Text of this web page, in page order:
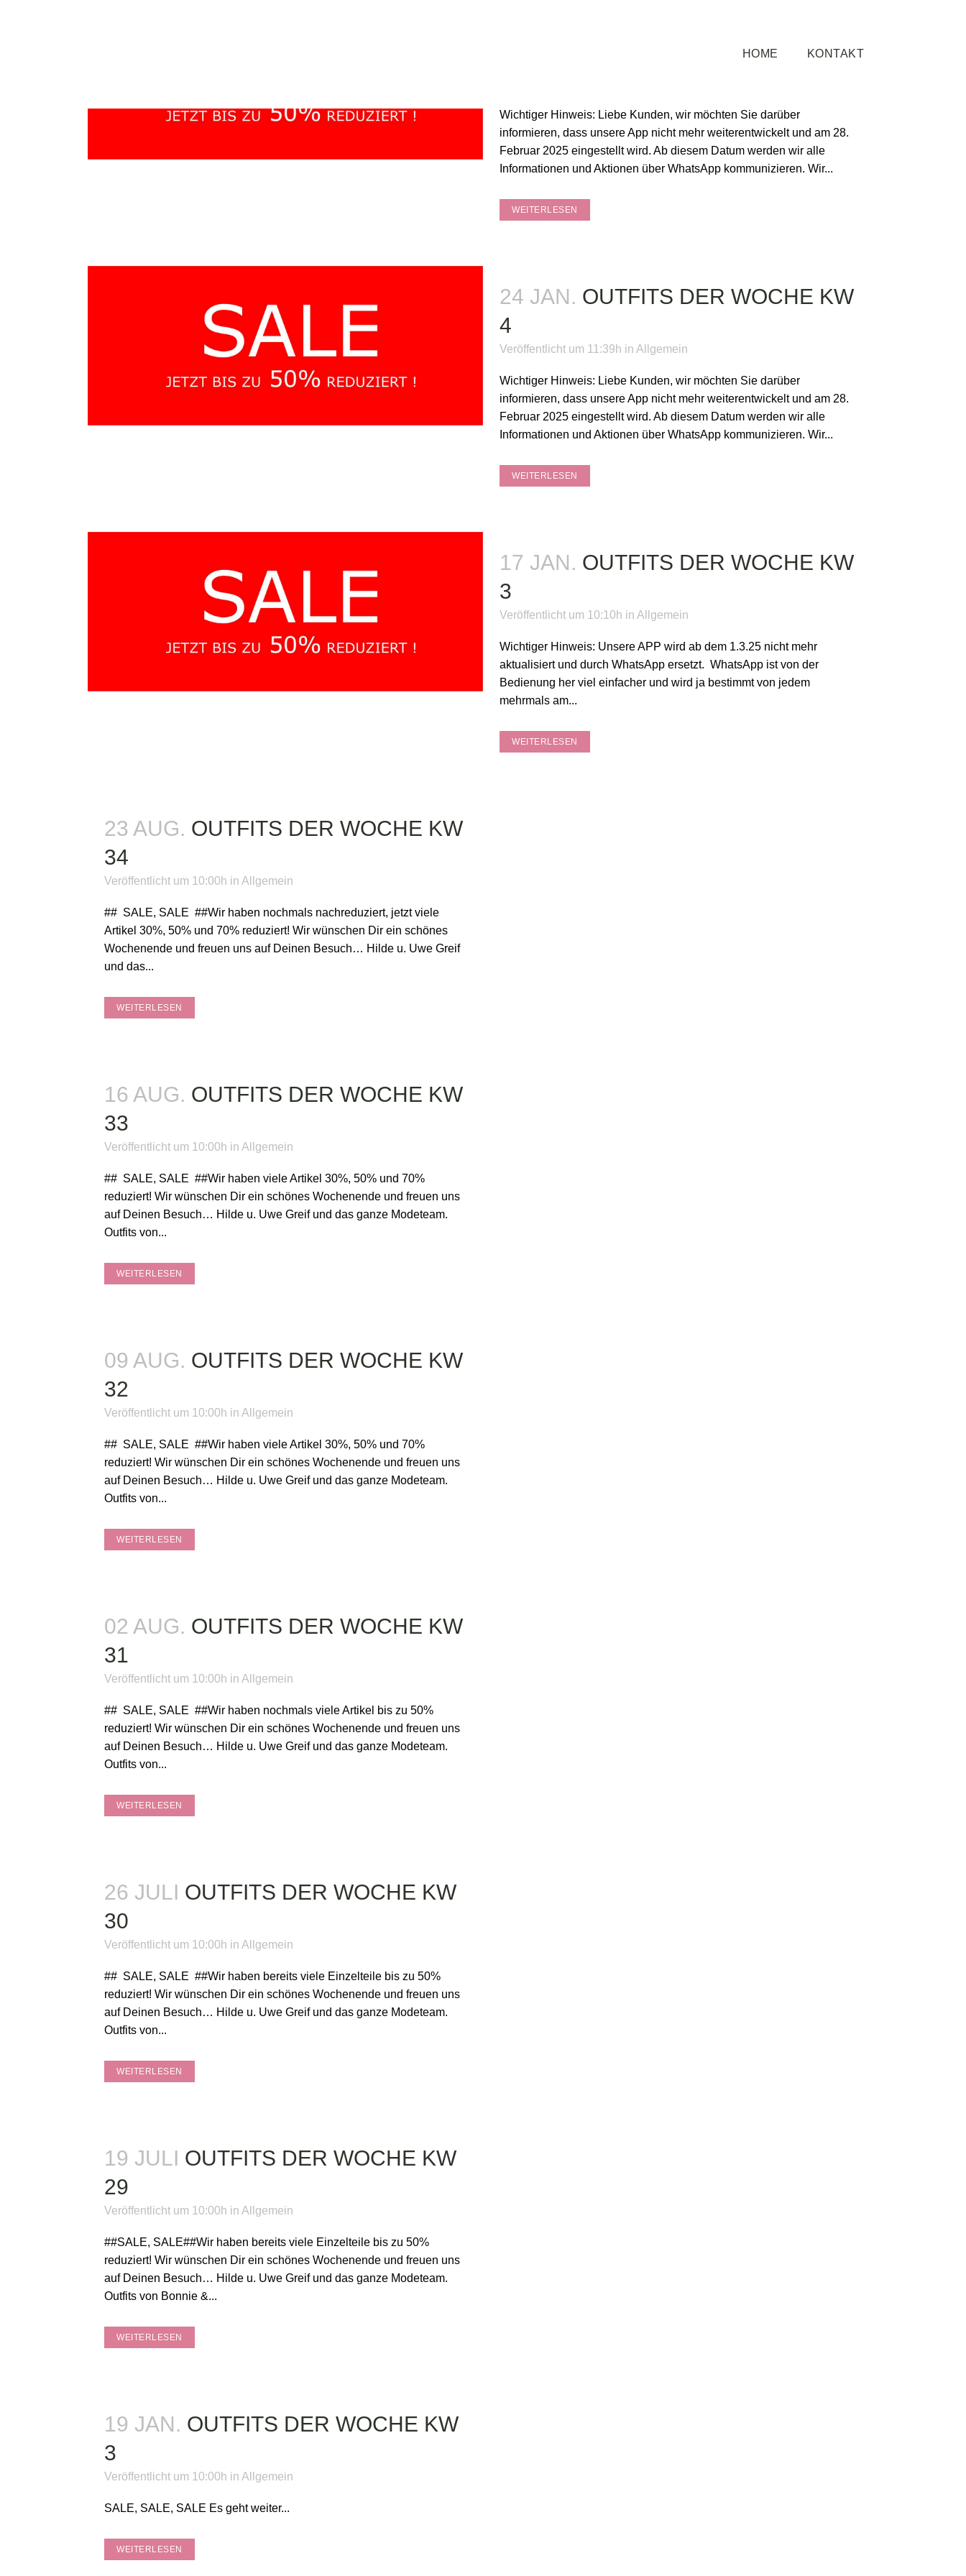
HOME KONTAKT
Wichtiger Hinweis: Liebe Kunden, wir möchten Sie darüber
informieren, dass unsere App nicht mehr weiterentwickelt und am 28.
Februar 2025 eingestellt wird. Ab diesem Datum werden wir alle
Informationen und Aktionen über WhatsApp kommunizieren. Wir...
WEITERLESEN
24 JAN. OUTFITS DER WOCHE KW
4
Veröffentlicht um 11:39h in Allgemein
Wichtiger Hinweis: Liebe Kunden, wir möchten Sie darüber
informieren, dass unsere App nicht mehr weiterentwickelt und am 28.
Februar 2025 eingestellt wird. Ab diesem Datum werden wir alle
Informationen und Aktionen über WhatsApp kommunizieren. Wir...
WEITERLESEN
17 JAN. OUTFITS DER WOCHE KW
3
Veröffentlicht um 10:10h in Allgemein
Wichtiger Hinweis: Unsere APP wird ab dem 1.3.25 nicht mehr
aktualisiert und durch WhatsApp ersetzt. WhatsApp ist von der
Bedienung her viel einfacher und wird ja bestimmt von jedem
mehrmals am...
WEITERLESEN
23 AUG. OUTFITS DER WOCHE KW
34
Veröffentlicht um 10:00h in Allgemein
## SALE, SALE ##Wir haben nochmals nachreduziert, jetzt viele
Artikel 30%, 50% und 70% reduziert! Wir wünschen Dir ein schönes
Wochenende und freuen uns auf Deinen Besuch… Hilde u. Uwe Greif
und das...
WEITERLESEN
16 AUG. OUTFITS DER WOCHE KW
33
Veröffentlicht um 10:00h in Allgemein
## SALE, SALE ##Wir haben viele Artikel 30%, 50% und 70%
reduziert! Wir wünschen Dir ein schönes Wochenende und freuen uns
auf Deinen Besuch… Hilde u. Uwe Greif und das ganze Modeteam.
Outfits von...
WEITERLESEN
09 AUG. OUTFITS DER WOCHE KW
32
Veröffentlicht um 10:00h in Allgemein
## SALE, SALE ##Wir haben viele Artikel 30%, 50% und 70%
reduziert! Wir wünschen Dir ein schönes Wochenende und freuen uns
auf Deinen Besuch… Hilde u. Uwe Greif und das ganze Modeteam.
Outfits von...
WEITERLESEN
02 AUG. OUTFITS DER WOCHE KW
31
Veröffentlicht um 10:00h in Allgemein
## SALE, SALE ##Wir haben nochmals viele Artikel bis zu 50%
reduziert! Wir wünschen Dir ein schönes Wochenende und freuen uns
auf Deinen Besuch… Hilde u. Uwe Greif und das ganze Modeteam.
Outfits von...
WEITERLESEN
26 JULI OUTFITS DER WOCHE KW
30
Veröffentlicht um 10:00h in Allgemein
## SALE, SALE ##Wir haben bereits viele Einzelteile bis zu 50%
reduziert! Wir wünschen Dir ein schönes Wochenende und freuen uns
auf Deinen Besuch… Hilde u. Uwe Greif und das ganze Modeteam.
Outfits von...
WEITERLESEN
19 JULI OUTFITS DER WOCHE KW
29
Veröffentlicht um 10:00h in Allgemein
##SALE, SALE##Wir haben bereits viele Einzelteile bis zu 50%
reduziert! Wir wünschen Dir ein schönes Wochenende und freuen uns
auf Deinen Besuch… Hilde u. Uwe Greif und das ganze Modeteam.
Outfits von Bonnie &...
WEITERLESEN
19 JAN. OUTFITS DER WOCHE KW
3
Veröffentlicht um 10:00h in Allgemein
SALE, SALE, SALE Es geht weiter...
WEITERLESEN